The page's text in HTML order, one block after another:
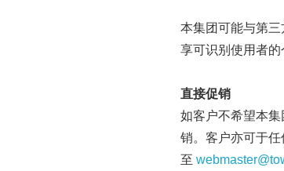
本集团可能与第
享可识别使用者的
直接促销
如客户不希望本
销。客户亦可于
至